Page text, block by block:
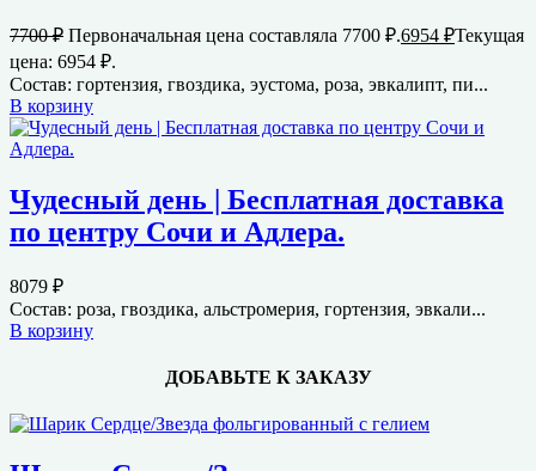
7700₽ Первоначальная цена составляла 7700 ₽.6954 ₽Текущая
цена: 6954 ₽.
Состав: гортензия, гвоздика, эустома, роза, эвкалипт, пи...
В корзину
Чудесный день | Бесплатная доставка
по центру Сочи и Адлера.
8079 ₽
Состав: роза, гвоздика, альстромерия, гортензия, эвкали...
В корзину
ДОБАВЬТЕ К ЗАКАЗУ